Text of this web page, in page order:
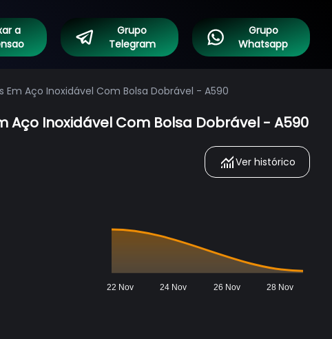
a
Grupo
Telegram
Grupo
Whatsapp
Aço Inoxidável Com Bolsa Dobrável - A590
Aço Inoxidável Com Bolsa Dobrável - A590
Ver histórico
22 Nov 24 Nov 26 Nov 28 Nov